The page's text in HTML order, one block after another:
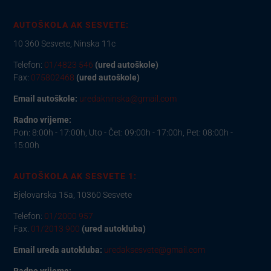
AUTOŠKOLA AK SESVETE:
10 360 Sesvete, Ninska 11c
Telefon: 01/4823 546 (ured autoškole)
Fax: 075802468 (ured autoškole)
Email autoškole: uredakninska@gmail.com
Radno vrijeme:
Pon: 8:00h - 17:00h, Uto - Čet: 09:00h - 17:00h, Pet: 08:00h -
15:00h
AUTOŠKOLA AK SESVETE 1:
Bjelovarska 15a, 10360 Sesvete
Telefon: 01/2000 957
Fax. 01/2013 900 (ured autokluba)
Email ureda autokluba: uredaksesvete@gmail.com